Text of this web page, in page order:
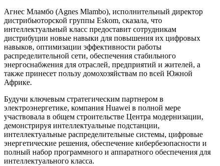
Агнес Мламбо (Agnes Mlambo), исполнительный директор
дистрибьюторской группы Eskom, сказала, что
интеллектуальный класс предоставит сотрудникам
дистрибуции новые навыки для повышения их цифровых
навыков, оптимизации эффективности работы
распределительной сети, обеспечения стабильного
энергоснабжения для отраслей, предприятий и жителей, а
также принесет пользу домохозяйствам по всей Южной
Африке.
Будучи ключевым стратегическим партнером в
электроэнергетике, компания Huawei в полной мере
участвовала в общем строительстве Центра модернизации,
демонстрируя интеллектуальные подстанции,
интеллектуальные распределительные системы, цифровые
энергетические решения, обеспечение кибербезопасности и
полный набор программного и аппаратного обеспечения для
интеллектуального класса.